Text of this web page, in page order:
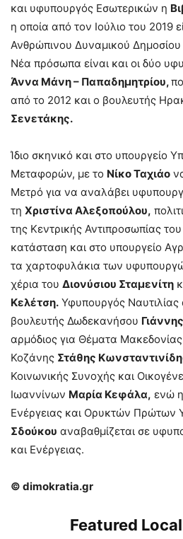
και υφυπουργός Εσωτερικών η
η οποία από τον Ιούλιο του 2019
Ανθρώπινου Δυναμικού
Νέα πρόσωπα είναι και οι δύο
Άννα Μάνη – Παπαδημητρίου,
από το 2012 και ο βουλευτής
Σενετάκης.
Ίδιο σκηνικό και στο υπουργείο
Μεταφορών, με το Νίκο Ταχιάο
Μετρό για να αναλάβει
τη Χριστίνα Αλεξοπούλου,
της Κεντρικής Αντιπροσωπίας
κατάσταση και στο υπουργείο
τα χαρτοφυλάκια των
χέρια του Διονύσιου Σταμενίτη
Κελέτση. Υφυπουργός
βουλευτής Δωδεκανήσου
αρμόδιος για Θέματα
Κοζάνης Στάθης
Κοινωνικής Συνοχής και
Ιωαννίνων Μαρία Κεφάλα, ενώ
Ενέργειας και Ορυκτών Πρώτων
Σδούκου αναβαθμίζεται σε
και Ενέργειας.
© dimokratia.gr
Featured